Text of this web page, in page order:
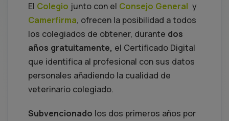
El Colegio junto con el Consejo General y
Camerfirma, ofrecen la posibilidad a todos
los colegiados de obtener, durante dos
años gratuitamente, el Certificado Digital
que identifica al profesional con sus datos
personales añadiendo la cualidad de
veterinario colegiado.
Subvencionado los dos primeros años por